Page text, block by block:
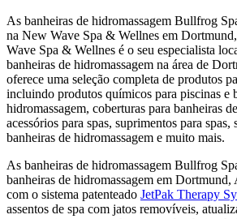
As banheiras de hidromassagem Bullfrog
na New Wave Spa & Wellnes em
Wave Spa & Wellnes é o seu especialista
banheiras de hidromassagem na área de
oferece uma seleção completa de produtos
incluindo produtos químicos para piscinas e
hidromassagem, coberturas para banheiras
acessórios para spas, suprimentos para spas,
banheiras de hidromassagem e muito mais.
As banheiras de hidromassagem Bullfrog
banheiras de hidromassagem em
com o sistema patenteado JetPak Therapy
assentos de spa com jatos removíveis,